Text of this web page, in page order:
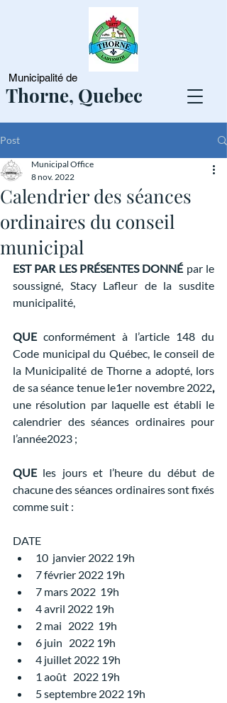
Municipalité de
Thorne, Quebec
Post
Calendrier des séances
ordinaires du conseil
municipal
Municipal Office
8 nov. 2022
EST PAR LES PRÉSENTES DONNÉ par le
soussigné, Stacy Lafleur de la susdite
municipalité,
QUE conformément à l’article 148 du
Code municipal du Québec, le conseil de
la Municipalité de Thorne a adopté, lors
de sa séance tenue le1er novembre 2022,
une résolution par laquelle est établi le
calendrier des séances ordinaires pour
l’année2023 ;
QUE les jours et l’heure du début de
chacune des séances ordinaires sont fixés
comme suit :
DATE
10  janvier 2022 19h
7 février 2022 19h
7 mars 2022  19h
4 avril 2022 19h
2 mai   2022  19h
6 juin   2022 19h
4 juillet 2022 19h
1 août   2022 19h
5 septembre 2022 19h